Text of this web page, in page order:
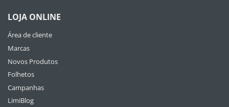
LOJA ONLINE
Área de cliente
Marcas
Novos Produtos
Folhetos
Campanhas
LimiBlog